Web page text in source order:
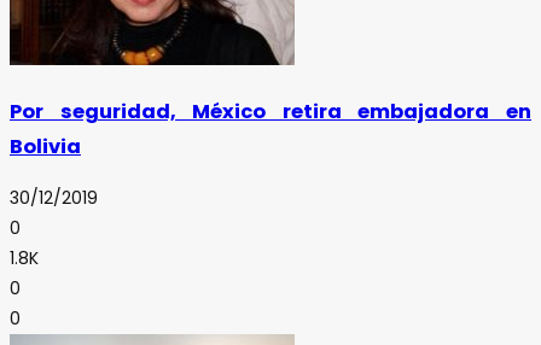
Por seguridad, México retira embajadora en
Bolivia
30/12/2019
0
1.8K
0
0